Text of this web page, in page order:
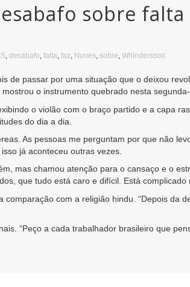
sobre
, desabafo, falta, faz, Nunes, sobre, Whindersson
de passar por uma situação que o deixou
o instrumento quebrado nesta segunda-
o violão com o braço partido e a capa
do dia a dia.
As pessoas me perguntam por que não
já aconteceu outras vezes.
mas chamou atenção para o cansaço e o
que tudo está caro e difícil. Está
com a religião hindu. “Depois da
“Peço a cada trabalhador brasileiro que